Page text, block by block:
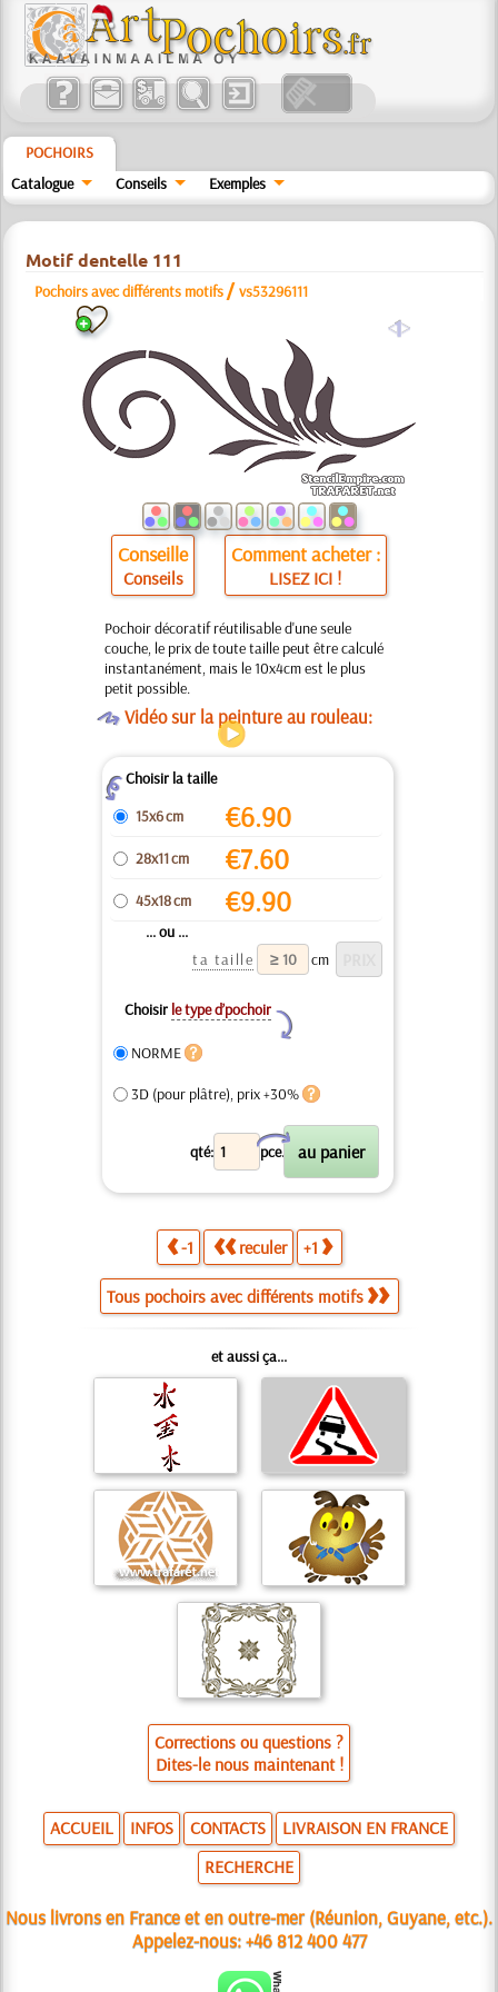
POCHOIRS
Catalogue
Conseils Exemples
Motif dentelle 111
Pochoirs avec différents motifs /vs53296111
a
Conseille
Conseils
Comment acheter :
LISEZ ICI !
Pochoir décoratif réutilisable d'une seule
couche, le prix de toute taille peut être calculé
instantanément, mais le 10x4cm est le plus
petit possible.
OVidéo sur la peinture au rouleau:
ZChoisir la taille
15x6 cm
€6.90
28x11 cm €7.60
45x18 cm €9.90
... ou ...
ta taille
cm
Choisir le type d’pochoir
Y
NORME
3D (pour plâtre), prix +30%
qté: pce.
X
-1 reculer +1
Tous pochoirs avec différents motifs
et aussi ça...
Corrections ou questions ?
Dites-le nous maintenant !
ACCUEIL INFOS CONTACTS
LIVRAISON EN FRANCE
RECHERCHE
Nous livrons en France et en outre-mer (Réunion, Guyane, etc.).
Appelez-nous:+46 812 400 477